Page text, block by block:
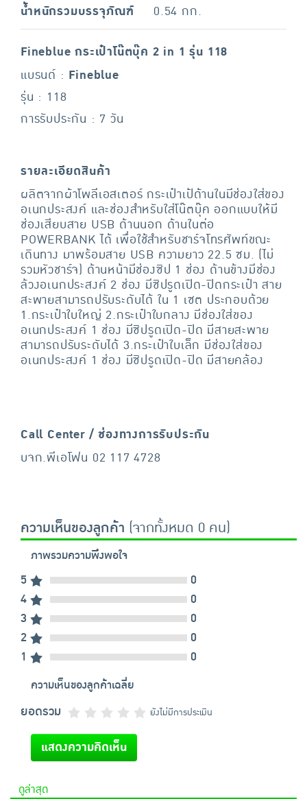
น้ำหนักรวมบรรจุภัณฑ์ 0.54 กก.
Fineblue กระเป๋าโน๊ตบุ๊ค 2 in 1 รุ่น 118
แบรนด์ : Fineblue
รุ่น : 118
การรับประกัน : 7 วัน
รายละเอียดสินค้า
ผลิตจากผ้าโพลีเอสเตอร์ กระเป๋าเป้ด้านในมีช่องใส่ของ
อเนกประสงค์ และช่องสำหรับใส่โน๊ตบุ๊ค ออกแบบให้มี
ช่องเสียบสาย USB ด้านนอก ด้านในต่อ
POWERBANK ได้ เพื่อใช้สำหรับชาร์จโทรศัพท์ขณะ
เดินทาง มาพร้อมสาย USB ความยาว 22.5 ซม. (ไม่
รวมหัวชาร์จ) ด้านหน้ามีช่องซิป 1 ช่อง ด้านข้างมีช่อง
ล้วงอเนกประสงค์ 2 ช่อง มีซิปรูดเปิด-ปิดกระเป๋า สาย
สะพายสามารถปรับระดับได้ ใน 1 เซต ประกอบด้วย
1.กระเป๋าใบใหญ่ 2.กระเป๋าใบกลาง มีช่องใส่ของ
อเนกประสงค์ 1 ช่อง มีซิปรูดเปิด-ปิด มีสายสะพาย
สามารถปรับระดับได้ 3.กระเป๋าใบเล็ก มีช่องใส่ของ
อเนกประสงค์ 1 ช่อง มีซิปรูดเปิด-ปิด มีสายคล้อง
Call Center / ช่องทางการรับประกัน
บจก.พีเอโฟน 02 117 4728
ความเห็นของลูกค้า (จากทั้งหมด 0 คน)
ภาพรวมความพึงพอใจ
5
0
4
0
3
0
2
0
1
0
ความเห็นของลูกค้าเฉลี่ย
ยอดรวม ยังไม่มีการประเมิน
แสดงความคิดเห็น
ดูล่าสุด